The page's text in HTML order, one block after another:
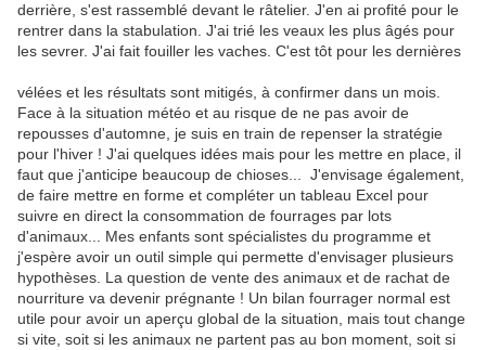
derrière, s'est rassemblé devant le râtelier. J'en ai profité pour le
rentrer dans la stabulation. J'ai trié les veaux les plus âgés pour
les sevrer. J'ai fait fouiller les vaches. C'est tôt pour les dernières
vélées et les résultats sont mitigés, à confirmer dans un mois.
Face à la situation météo et au risque de ne pas avoir de
repousses d'automne, je suis en train de repenser la stratégie
pour l'hiver ! J'ai quelques idées mais pour les mettre en place, il
faut que j'anticipe beaucoup de chioses... J'envisage également,
de faire mettre en forme et compléter un tableau Excel pour
suivre en direct la consommation de fourrages par lots
d'animaux... Mes enfants sont spécialistes du programme et
j'espère avoir un outil simple qui permette d'envisager plusieurs
hypothèses. La question de vente des animaux et de rachat de
nourriture va devenir prégnante ! Un bilan fourrager normal est
utile pour avoir un aperçu global de la situation, mais tout change
si vite, soit si les animaux ne partent pas au bon moment, soit si